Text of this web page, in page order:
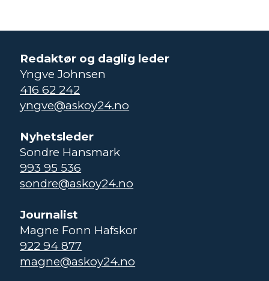
Redaktør og daglig leder
Yngve Johnsen
416 62 242
yngve@askoy24.no
Nyhetsleder
Sondre Hansmark
993 95 536
sondre@askoy24.no
Journalist
Magne Fonn Hafskor
922 94 877
magne@askoy24.no